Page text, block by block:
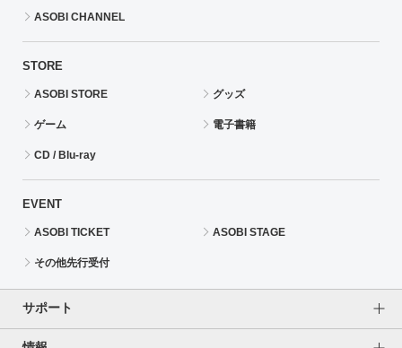
ASOBI CHANNEL
STORE
ASOBI STORE グッズ
ゲーム 電子書籍
CD / Blu-ray
EVENT
ASOBI TICKET ASOBI STAGE
その他先行受付
サポート